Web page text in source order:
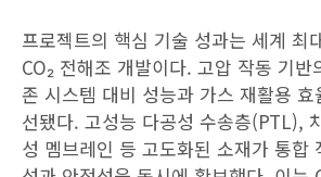
프로젝트의 핵심 기술 성과는 세계 최
CO₂ 전해조 개발이다. 고압 작동 기반
존 시스템 대비 성능과 가스 재활용 효
선됐다. 고성능 다공성 수송층(PTL),
성 멤브레인 등 고도화된 소재가 통합